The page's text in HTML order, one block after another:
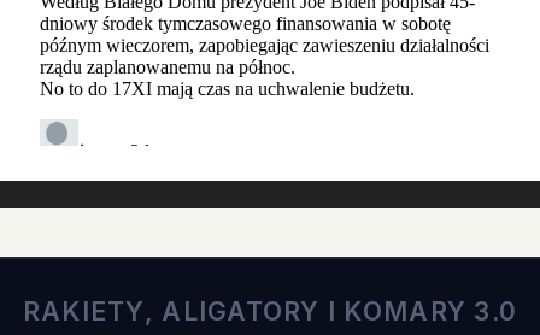
RAKIETY, ALIGATORY I KOMARY 3.0